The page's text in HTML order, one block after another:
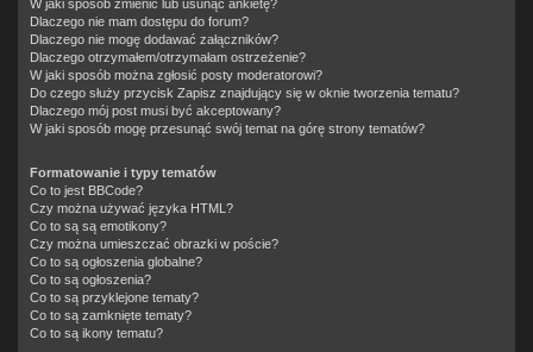
W jaki sposób zmienić lub usunąć ankietę?
Dlaczego nie mam dostępu do forum?
Dlaczego nie mogę dodawać załączników?
Dlaczego otrzymałem/otrzymałam ostrzeżenie?
W jaki sposób można zgłosić posty moderatorowi?
Do czego służy przycisk Zapisz znajdujący się w oknie tworzenia tematu?
Dlaczego mój post musi być akceptowany?
W jaki sposób mogę przesunąć swój temat na górę strony tematów?
Formatowanie i typy tematów
Co to jest BBCode?
Czy można używać języka HTML?
Co to są są emotikony?
Czy można umieszczać obrazki w poście?
Co to są ogłoszenia globalne?
Co to są ogłoszenia?
Co to są przyklejone tematy?
Co to są zamknięte tematy?
Co to są ikony tematu?